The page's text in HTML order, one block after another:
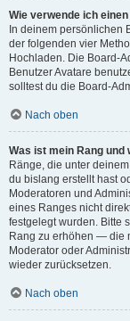
Wie verwende ich
In deinem persönlichen
der folgenden vier
Hochladen. Die Board-
Benutzer Avatare
solltest du die Board-
Nach oben
Was ist mein Rang und
Ränge, die unter
du bislang erstellt hast
Moderatoren und
eines Ranges nicht
festgelegt wurden. Bitte
Rang zu erhöhen — die
Moderator oder
wieder zurücksetzen.
Nach oben